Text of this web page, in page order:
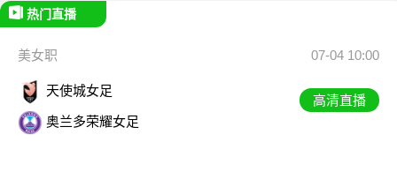
热门直播
美女职 07-04 10:00
天使城女足
奥兰多荣耀女足
高清直播